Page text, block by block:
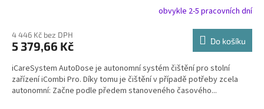
obvykle 2-5 pracovních dní
4 446 Kč bez DPH
5 379,66 Kč Do košíku
iCareSystem AutoDose je autonomní systém čištění pro stolní
zařízení iCombi Pro. Díky tomu je čištění v případě potřeby zcela
autonomní: Začne podle předem stanoveného časového...